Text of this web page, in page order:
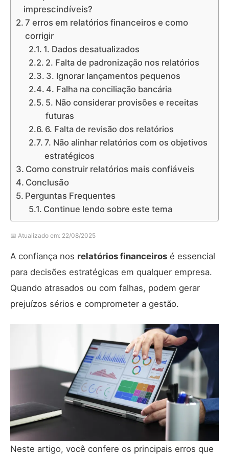
imprescindíveis?
7 erros em relatórios financeiros e como
corrigir
1. Dados desatualizados
2. Falta de padronização nos relatórios
3. Ignorar lançamentos pequenos
4. Falha na conciliação bancária
5. Não considerar provisões e receitas
futuras
6. Falta de revisão dos relatórios
7. Não alinhar relatórios com os objetivos
estratégicos
Como construir relatórios mais confiáveis
Conclusão
Perguntas Frequentes
Continue lendo sobre este tema
📅 Atualizado em: 22/08/2025
A confiança nos relatórios financeiros é essencial
para decisões estratégicas em qualquer empresa.
Quando atrasados ou com falhas, podem gerar
prejuízos sérios e comprometer a gestão.
Neste artigo, você confere os principais erros que